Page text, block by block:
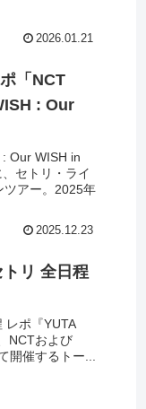
2026.01.21
「NCT
: Our
Our WISH in
セトリ・ライ
ツアー。2025年
2025.12.23
リ 全日程
レポ『YUTA
NCTおよび
開催するトー...